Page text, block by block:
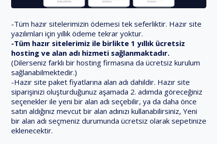
-Tüm hazır sitelerimizin ödemesi tek seferliktir. Hazır site
yazılımları için yıllık ödeme tekrar yoktur.
-Tüm hazır sitelerimiz ile birlikte 1 yıllık ücretsiz
hosting ve alan adı hizmeti sağlanmaktadır.
(Dilerseniz farklı bir hosting firmasına da ücretsiz kurulum
sağlanabilmektedir.)
-Hazır site paket fiyatlarına alan adı dahildir. Hazır site
siparişinizi oluşturduğunuz aşamada 2. adımda göreceğiniz
seçenekler ile yeni bir alan adı seçebilir, ya da daha önce
satın aldığınız mevcut bir alan adınızı kullanabilirsiniz, Yeni
bir alan adı seçmeniz durumunda ücretsiz olarak sepetinize
eklenecektir.